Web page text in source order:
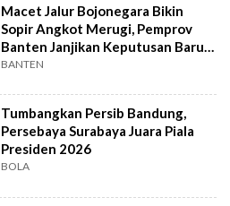
Macet Jalur Bojonegara Bikin
Sopir Angkot Merugi, Pemprov
Banten Janjikan Keputusan Baru 4
Hari Lagi
BANTEN
Tumbangkan Persib Bandung,
Persebaya Surabaya Juara Piala
Presiden 2026
BOLA